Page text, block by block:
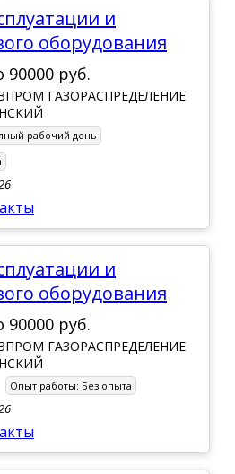
оборудования
90000 руб.
ГАЗОРАСПРЕДЕЛЕНИЕ
рабочий день
оборудования
90000 руб.
ГАЗОРАСПРЕДЕЛЕНИЕ
Опыт работы: Без опыта